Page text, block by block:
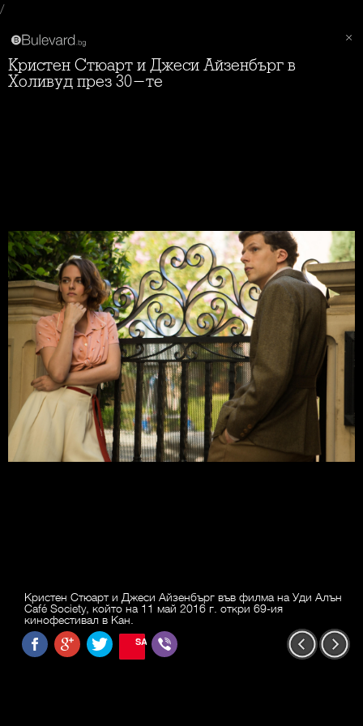
/
Кристен Стюарт и Джеси Айзенбърг в
Холивуд през 30-те
Кристен Стюарт и Джеси Айзенбърг във филма на Уди Алън
Café Society, който на 11 май 2016 г. откри 69-ия
кинофестивал в Кан.
SAVE